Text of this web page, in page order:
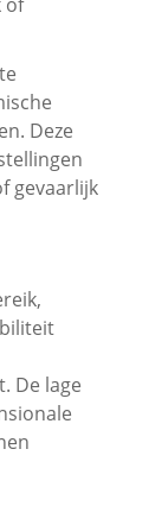
Deze
gevaarlijk
De lage